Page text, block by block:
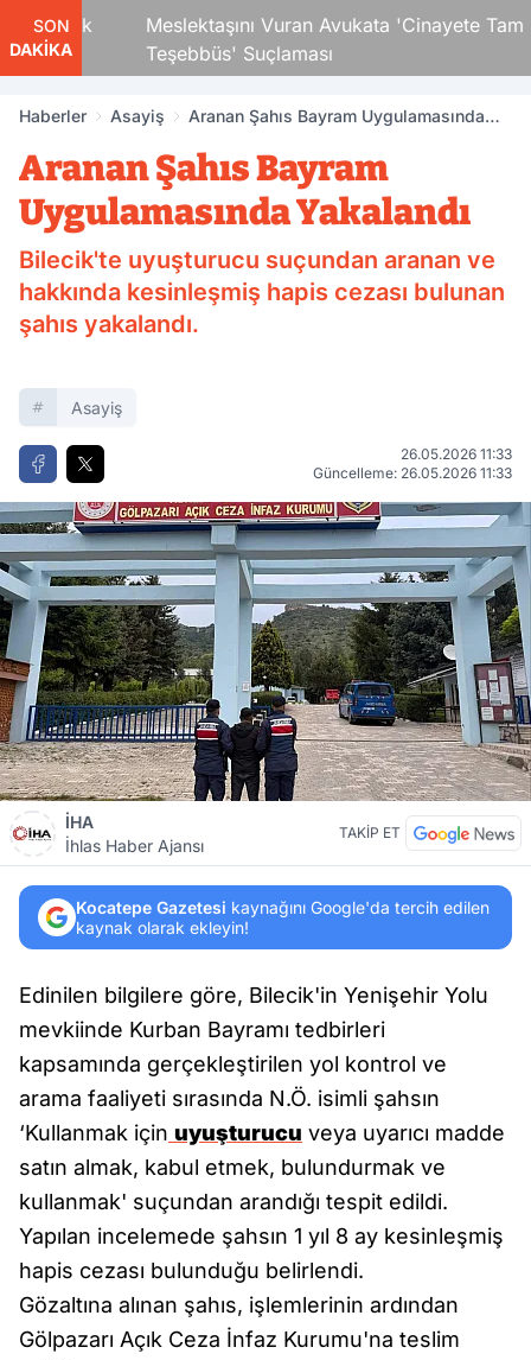
SON
DAKİKA
Meslektaşını Vuran Avukata 'Cinayete Tam
Teşebbüs' Suçlaması
Haberler Asayiş
Aranan Şahıs Bayram Uygulamasında
Aranan Şahıs Bayram
Uygulamasında Yakalandı
Bilecik'te uyuşturucu suçundan aranan ve
hakkında kesinleşmiş hapis cezası bulunan
şahıs yakalandı.
Asayiş
26.05.2026 11:33
Güncelleme: 26.05.2026 11:33
İHA
İhlas Haber Ajansı
TAKİP ET
Kocatepe Gazetesi kaynağını Google'da tercih edilen
kaynak olarak ekleyin!
Edinilen bilgilere göre, Bilecik'in Yenişehir Yolu
mevkiinde Kurban Bayramı tedbirleri
kapsamında gerçekleştirilen yol kontrol ve
arama faaliyeti sırasında N.Ö. isimli şahsın
‘Kullanmak için uyuşturucu veya uyarıcı madde
satın almak, kabul etmek, bulundurmak ve
kullanmak' suçundan arandığı tespit edildi.
Yapılan incelemede şahsın 1 yıl 8 ay kesinleşmiş
hapis cezası bulunduğu belirlendi.
Gözaltına alınan şahıs, işlemlerinin ardından
Gölpazarı Açık Ceza İnfaz Kurumu'na teslim